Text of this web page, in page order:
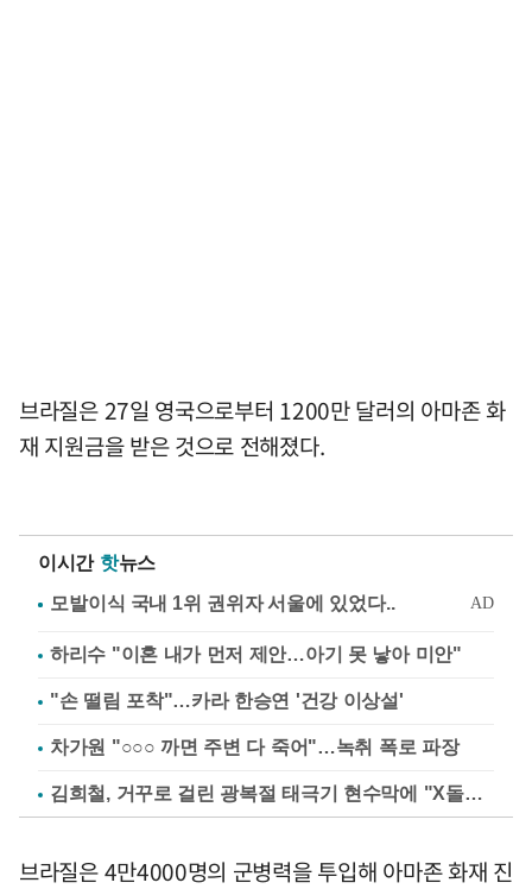
브라질은 27일 영국으로부터 1200만 달러의 아마존 화
재 지원금을 받은 것으로 전해졌다.
이시간 핫뉴스
하리수 "이혼 내가 먼저 제안…아기 못 낳아 미안"
"손 떨림 포착"…카라 한승연 '건강 이상설'
차가원 "○○○ 까면 주변 다 죽어"…녹취 폭로 파장
김희철, 거꾸로 걸린 광복절 태극기 현수막에 "X돌았네"
브라질은 4만4000명의 군병력을 투입해 아마존 화재 진